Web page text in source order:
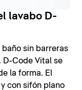
lavabo D-
sin barreras
D-Code Vital se
la forma. El
con sifón plano